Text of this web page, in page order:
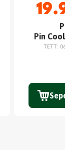
Pin
TETT: